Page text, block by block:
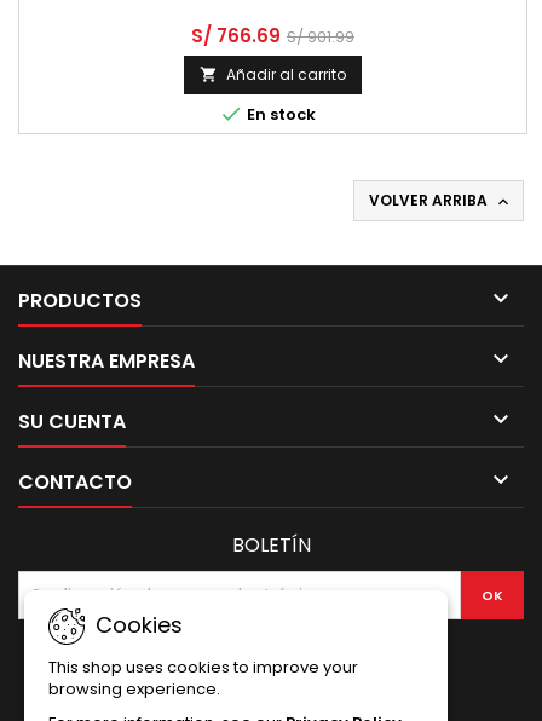
S/ 766.69 S/ 901.99
 Añadir al carrito
 En stock
VOLVER ARRIBA 
PRODUCTOS 
NUESTRA EMPRESA 
SU CUENTA 
CONTACTO 
Cookies
This shop uses cookies to improve your
browsing experience.
BOLETÍN